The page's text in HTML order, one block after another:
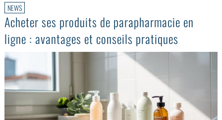
NEWS
Acheter ses produits de parapharmacie en
ligne : avantages et conseils pratiques